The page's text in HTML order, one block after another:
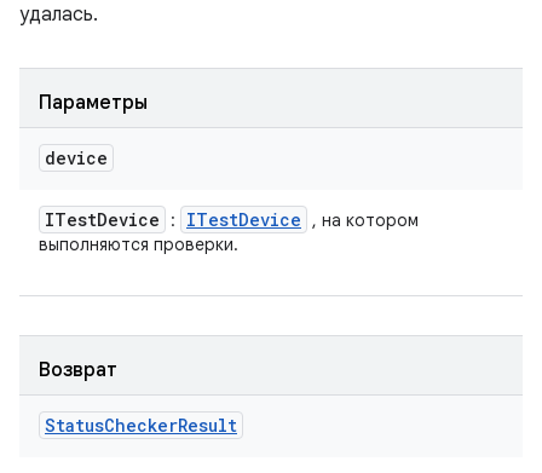
удалась.
Параметры
device
ITestDevice : ITestDevice
, на котором
выполняются проверки.
Возврат
StatusCheckerResult